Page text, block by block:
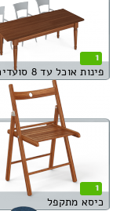
1
פינות אוכל עד 8 סועדים
1
כיסא מתקפל